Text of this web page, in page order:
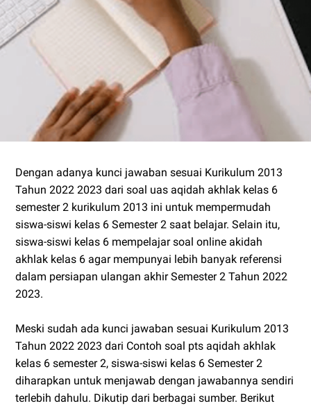
Dengan adanya kunci jawaban sesuai Kurikulum 2013
Tahun 2022 2023 dari soal uas aqidah akhlak kelas 6
semester 2 kurikulum 2013 ini untuk mempermudah
siswa-siswi kelas 6 Semester 2 saat belajar. Selain itu,
siswa-siswi kelas 6 mempelajar soal online akidah
akhlak kelas 6 agar mempunyai lebih banyak referensi
dalam persiapan ulangan akhir Semester 2 Tahun 2022
2023.
Meski sudah ada kunci jawaban sesuai Kurikulum 2013
Tahun 2022 2023 dari Contoh soal pts aqidah akhlak
kelas 6 semester 2, siswa-siswi kelas 6 Semester 2
diharapkan untuk menjawab dengan jawabannya sendiri
terlebih dahulu. Dikutip dari berbagai sumber. Berikut